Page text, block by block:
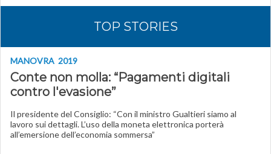
TOP STORIES
MANOVRA 2019
Conte non molla: “Pagamenti digitali
contro l'evasione”
Il presidente del Consiglio: “Con il ministro Gualtieri siamo al
lavoro sui dettagli. L’uso della moneta elettronica porterà
all’emersione dell’economia sommersa”